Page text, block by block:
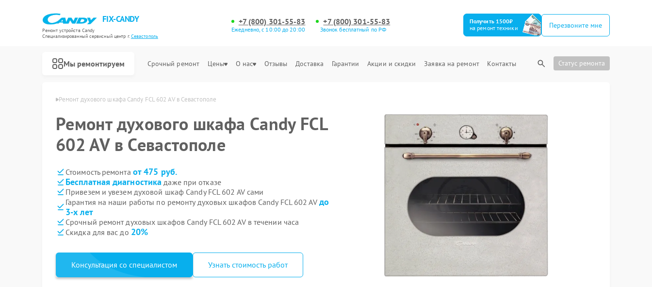
FIX-CANDY
Ремонт устройств Candy
Специализированный cервисный центр г.Севастополь
+7 (800) 301-55-83
Ежедневно, с 10:00 до 20:00
+7 (800) 301-55-83
Звонок бесплатный по РФ
Получить 1500₽
на ремонт техники
Перезвоните мне
Мы ремонтируем Срочный ремонт Цены О нас Отзывы Доставка Гарантии Акции и скидки Заявка на ремонт Контакты Статус ремонта
Ремонт духового шкафа Candy FCL 602 AV в Севастополе
Ремонт духового шкафа Candy FCL
602 AV в Севастополе
Стоимость ремонта от 475 руб.
Бесплатная диагностика даже при отказе
Привезем и увезем духовой шкаф Candy FCL 602 AV сами
Гарантия на наши работы по ремонту духовых шкафов Candy FCL 602 AV до
3-х лет
Срочный ремонт духовых шкафов Candy FCL 602 AV в течении часа
Скидка для вас до 20%
Консультация со специалистом Узнать стоимость работ